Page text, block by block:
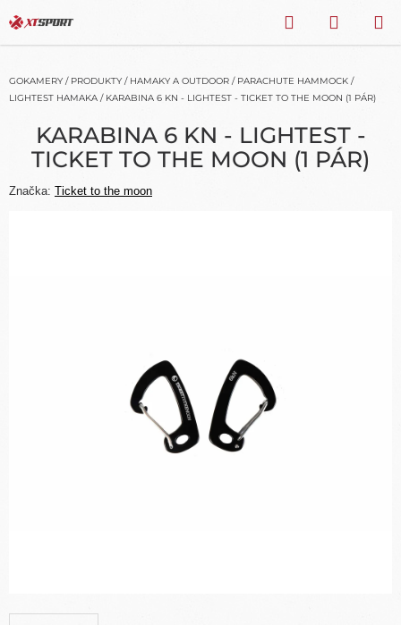
na
HLEDAT
KOŠÍK
GOKAMERY / PRODUKTY / HAMAKY A OUTDOOR / PARACHUTE HAMMOCK /
LIGHTEST HAMAKA / KARABINA 6 KN - LIGHTEST - TICKET TO THE MOON (1 PÁR)
KARABINA 6 KN - LIGHTEST -
TICKET TO THE MOON (1 PÁR)
Značka: Ticket to the moon